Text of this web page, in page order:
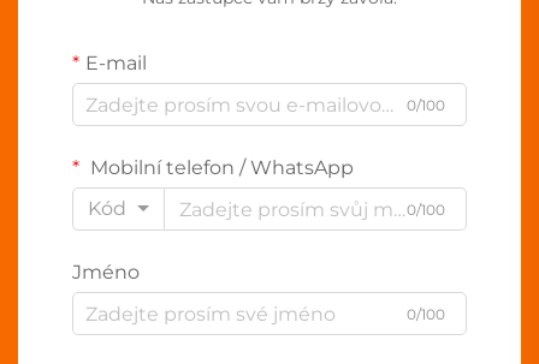
E-mail
0/100
Mobilní telefon / WhatsApp
Kód
0/100
Jméno
0/100